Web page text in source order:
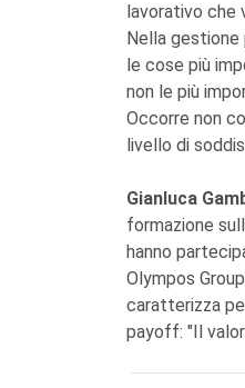
lavorativo
Nella
le cose più
non le più
Occorre non
livello di
Gianluca
formazione
hanno
Olympos
caratterizza
payoff: "Il